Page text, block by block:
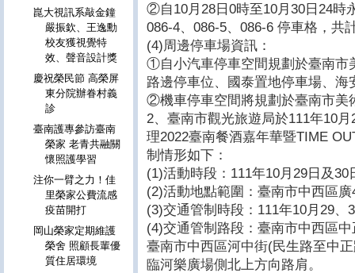
②自10月28日0時至10月30日24時
086-4、086-5、086-6 停車格，共
(4)周邊停車場資訊：
①自小汽車停車空間規劃於臺南市
路邊停車位、國泰置地停車場、海
②機車停車空間將規劃於臺南市美
2、臺南市觀光旅遊局於111年10
理2022臺南餐酒嘉年華暨TIME
制情形如下：
(1)活動時段：111年10月29日及30
(2)活動地點範圍：臺南市中西區
(3)交通管制時段：111年10月29、
(4)交通管制路段：臺南市中西區
臺南市中西區河中街(民生路至中
臨河樂廣場側北上方向路肩。
崑大視訊系敲金鐘
嚴振欽、王逸勳
校友獲視覺特
效、聲音設計獎
慶祝榮民節 高榮屏
東分院辦眷村義
診
臺南護專參訪臺南
榮家 老青共融關
懷照護學習
注你一臂之力！佳
里榮家公費流感
疫苗開打
岡山榮家定期維護
榮舍 照顧長輩優
質住居環境